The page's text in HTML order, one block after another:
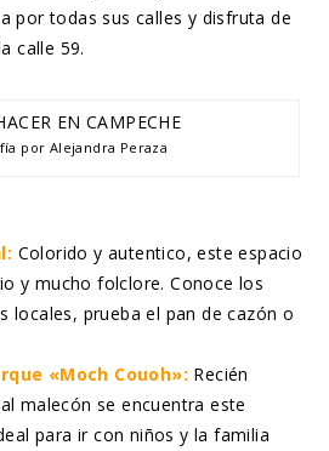
por todas sus calles y disfruta de
calle 59.
por Alejandra Peraza
Colorido y autentico, este espacio
y mucho folclore. Conoce los
locales, prueba el pan de cazón o
«Moch Couoh»: Recién
malecón se encuentra este
para ir con niños y la familia